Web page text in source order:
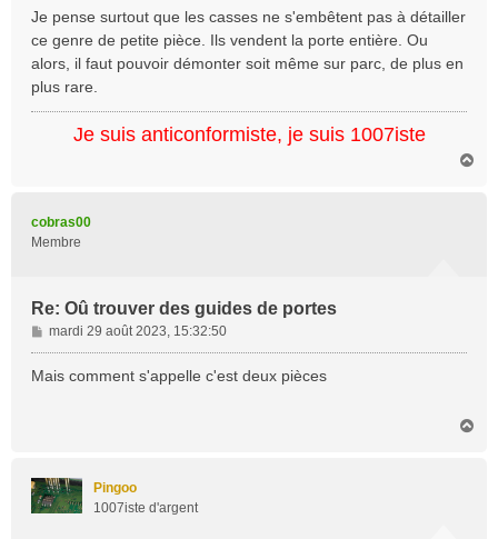
s
a
g
e
Je pense surtout que les casses ne s'embêtent pas à détailler
ce genre de petite pièce. Ils vendent la porte entière. Ou
alors, il faut pouvoir démonter soit même sur parc, de plus en
plus rare.
Je suis anticonformiste, je suis 1007iste
cobras00
Membre
Re: Oû trouver des guides de portes
M
e
s
mardi 29 août 2023, 15:32:50
Mais comment s'appelle c'est deux pièces
Pingoo
1007iste d'argent